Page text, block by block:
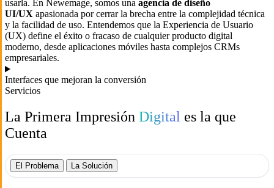
usarla. En Newemage, somos una agencia de diseño
UI/UX apasionada por cerrar la brecha entre la complejidad técnica
y la facilidad de uso. Entendemos que la Experiencia de Usuario
(UX) define el éxito o fracaso de cualquier producto digital
moderno, desde aplicaciones móviles hasta complejos CRMs
empresariales.
Interfaces que mejoran la conversión
Servicios
La Primera Impresión Digital es la que
Cuenta
El Problema La Solución